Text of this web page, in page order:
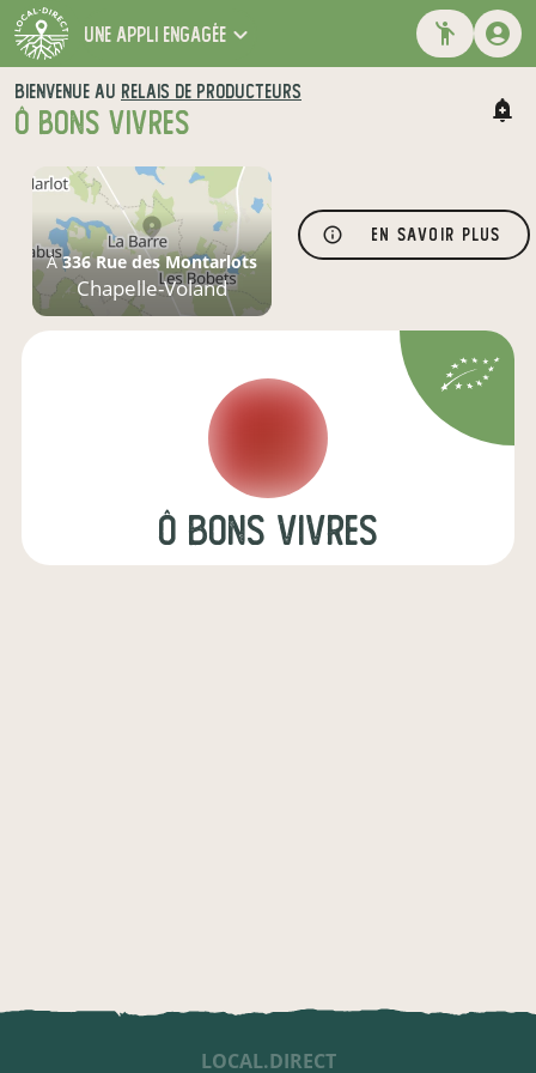
une appli engagée
BIENVENUE AU RELAIS DE PRODUCTEURS
Ô BONS VIVRES
En savoir plus
À336 Rue des Montarlots
Chapelle-Voland
Ô Bons Vivres
LOCAL.DIRECT